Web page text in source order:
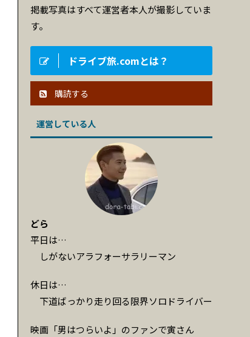
掲載写真はすべて運営者本人が撮影していま
す。
ドライブ旅.comとは？
購読する
運営している人
どら
平日は…
しがないアラフォーサラリーマン
休日は…
下道ばっかり走り回る限界ソロドライバー
映画「男はつらいよ」のファンで寅さん